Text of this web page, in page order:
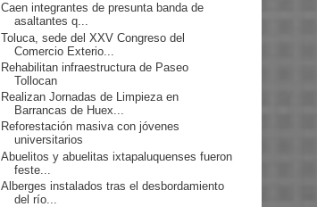
Caen integrantes de presunta banda de
asaltantes q...
Toluca, sede del XXV Congreso del
Comercio Exterio...
Rehabilitan infraestructura de Paseo
Tollocan
Realizan Jornadas de Limpieza en
Barrancas de Huex...
Reforestación masiva con jóvenes
universitarios
Abuelitos y abuelitas ixtapaluquenses fueron
feste...
Alberges instalados tras el desbordamiento
del río...